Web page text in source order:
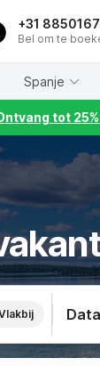
+31
Bel om te
Spanje
tot